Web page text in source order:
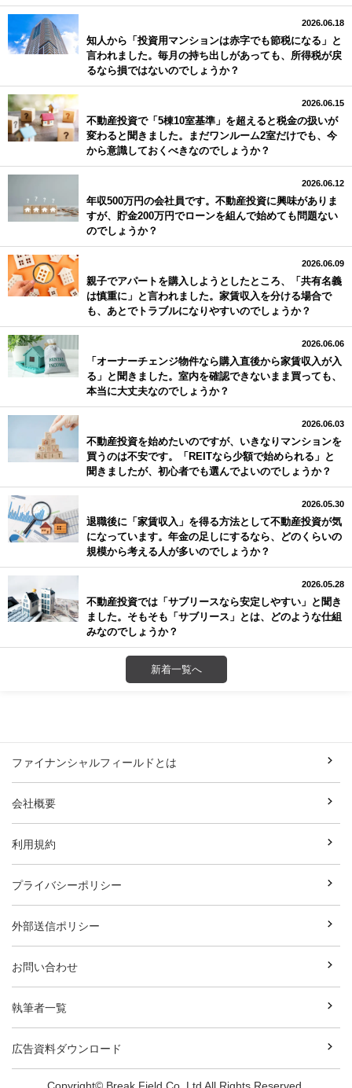
2026.06.18
知人から「投資用マンションは赤字でも節税になる」と
言われました。毎月の持ち出しがあっても、所得税が戻
るなら損ではないのでしょうか？
2026.06.15
不動産投資で「5棟10室基準」を超えると税金の扱いが
変わると聞きました。まだワンルーム2室だけでも、今
から意識しておくべきなのでしょうか？
2026.06.12
年収500万円の会社員です。不動産投資に興味がありま
すが、貯金200万円でローンを組んで始めても問題ない
のでしょうか？
2026.06.09
親子でアパートを購入しようとしたところ、「共有名義
は慎重に」と言われました。家賃収入を分ける場合で
も、あとでトラブルになりやすいのでしょうか？
2026.06.06
「オーナーチェンジ物件なら購入直後から家賃収入が入
る」と聞きました。室内を確認できないまま買っても、
本当に大丈夫なのでしょうか？
2026.06.03
不動産投資を始めたいのですが、いきなりマンションを
買うのは不安です。「REITなら少額で始められる」と
聞きましたが、初心者でも選んでよいのでしょうか？
2026.05.30
退職後に「家賃収入」を得る方法として不動産投資が気
になっています。年金の足しにするなら、どのくらいの
規模から考える人が多いのでしょうか？
2026.05.28
不動産投資では「サブリースなら安定しやすい」と聞き
ました。そもそも「サブリース」とは、どのような仕組
みなのでしょうか？
新着一覧へ
ファイナンシャルフィールドとは
会社概要
利用規約
プライバシーポリシー
外部送信ポリシー
お問い合わせ
執筆者一覧
広告資料ダウンロード
Copyright© Break Field Co.,Ltd All Rights Reserved.